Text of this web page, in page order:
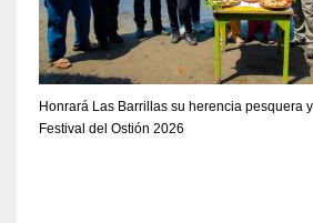
Honrará Las Barrillas su herencia pesquera
Festival del Ostión 2026